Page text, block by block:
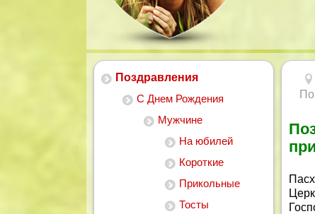
Поздравления
С Днем Рождения
Мужчине
На юбилей
Короткие
Прикольные
Тосты